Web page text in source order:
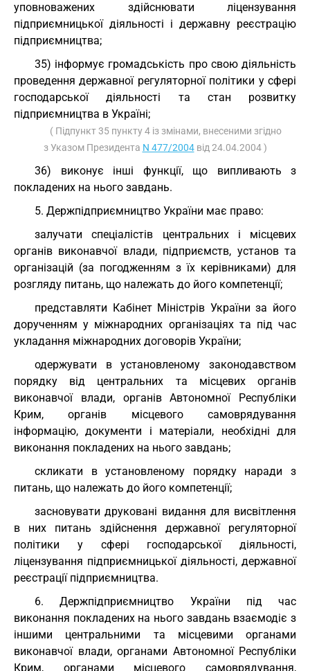
уповноважених здійснювати ліцензування
підприємницької діяльності і державну реєстрацію
підприємництва;
35) інформує громадськість про свою діяльність
проведення державної регуляторної політики у сфері
господарської діяльності та стан розвитку
підприємництва в Україні;
( Підпункт 35 пункту 4 із змінами, внесеними згідно
з Указом Президента N 477/2004від 24.04.2004 )
36) виконує інші функції, що випливають з
покладених на нього завдань.
5. Держпідприємництво України має право:
залучати спеціалістів центральних і місцевих
органів виконавчої влади, підприємств, установ та
організацій (за погодженням з їх керівниками) для
розгляду питань, що належать до його компетенції;
представляти Кабінет Міністрів України за його
дорученням у міжнародних організаціях та під час
укладання міжнародних договорів України;
одержувати в установленому законодавством
порядку від центральних та місцевих органів
виконавчої влади, органів Автономної Республіки
Крим, органів місцевого самоврядування
інформацію, документи і матеріали, необхідні для
виконання покладених на нього завдань;
скликати в установленому порядку наради з
питань, що належать до його компетенції;
засновувати друковані видання для висвітлення
в них питань здійснення державної регуляторної
політики у сфері господарської діяльності,
ліцензування підприємницької діяльності, державної
реєстрації підприємництва.
6. Держпідприємництво України під час
виконання покладених на нього завдань взаємодіє з
іншими центральними та місцевими органами
виконавчої влади, органами Автономної Республіки
Крим, органами місцевого самоврядування,